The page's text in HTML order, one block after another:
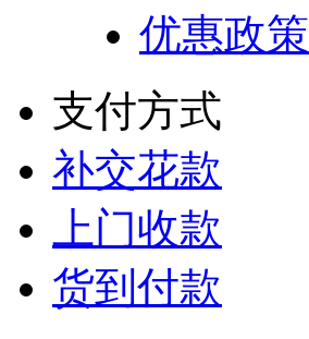
优惠政策
支付方式
补交花款
上门收款
货到付款